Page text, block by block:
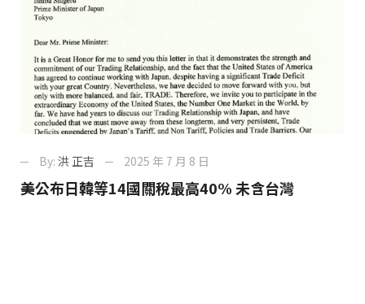
By: 洪 正吉 2025 年 7 月 8 日
美公布日韓等14國關稅最高40% 未含台灣